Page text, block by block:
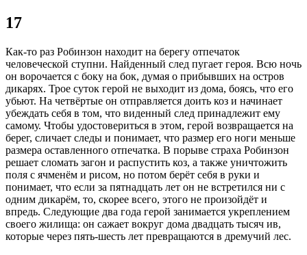
17
Как-то раз Робинзон находит на берегу отпечаток
человеческой ступни. Найденный след пугает героя. Всю ночь
он ворочается с боку на бок, думая о прибывших на остров
дикарях. Трое суток герой не выходит из дома, боясь, что его
убьют. На четвёртые он отправляется доить коз и начинает
убеждать себя в том, что виденный след принадлежит ему
самому. Чтобы удостовериться в этом, герой возвращается на
берег, сличает следы и понимает, что размер его ноги меньше
размера оставленного отпечатка. В порыве страха Робинзон
решает сломать загон и распустить коз, а также уничтожить
поля с ячменём и рисом, но потом берёт себя в руки и
понимает, что если за пятнадцать лет он не встретился ни с
одним дикарём, то, скорее всего, этого не произойдёт и
впредь. Следующие два года герой занимается укреплением
своего жилища: он сажает вокруг дома двадцать тысяч ив,
которые через пять-шесть лет превращаются в дремучий лес.